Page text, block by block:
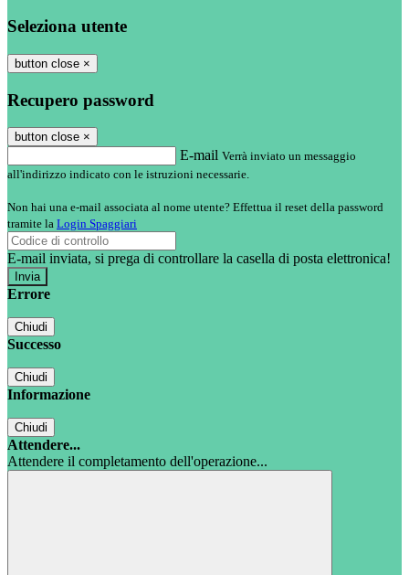
Seleziona utente
button close ×
Recupero password
button close ×
E-mail Verrà inviato un messaggio
all'indirizzo indicato con le istruzioni necessarie.
Non hai una e-mail associata al nome utente? Effettua il reset della password
tramite la Login Spaggiari
E-mail inviata, si prega di controllare la casella di posta elettronica!
Errore
Chiudi
Successo
Chiudi
Informazione
Chiudi
Attendere...
Attendere il completamento dell'operazione...